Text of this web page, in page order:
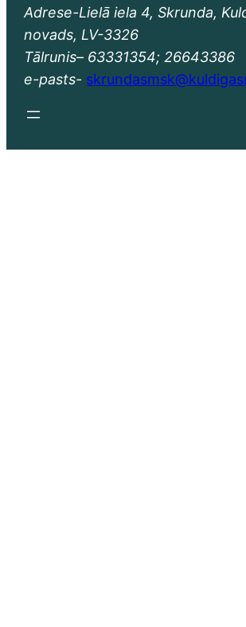
Adrese-Lielā iela 4, Skrunda,
novads, LV-3326
Tālrunis– 63331354; 26643386
e-pasts-